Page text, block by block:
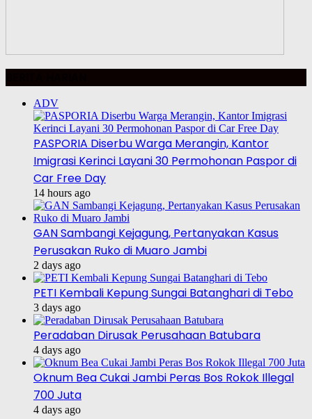
ADV
PASPORIA Diserbu Warga Merangin, Kantor
Imigrasi Kerinci Layani 30 Permohonan Paspor di
Car Free Day
14 hours ago
GAN Sambangi Kejagung, Pertanyakan Kasus
Perusakan Ruko di Muaro Jambi
2 days ago
PETI Kembali Kepung Sungai Batanghari di Tebo
3 days ago
Peradaban Dirusak Perusahaan Batubara
4 days ago
Oknum Bea Cukai Jambi Peras Bos Rokok Illegal
700 Juta
4 days ago